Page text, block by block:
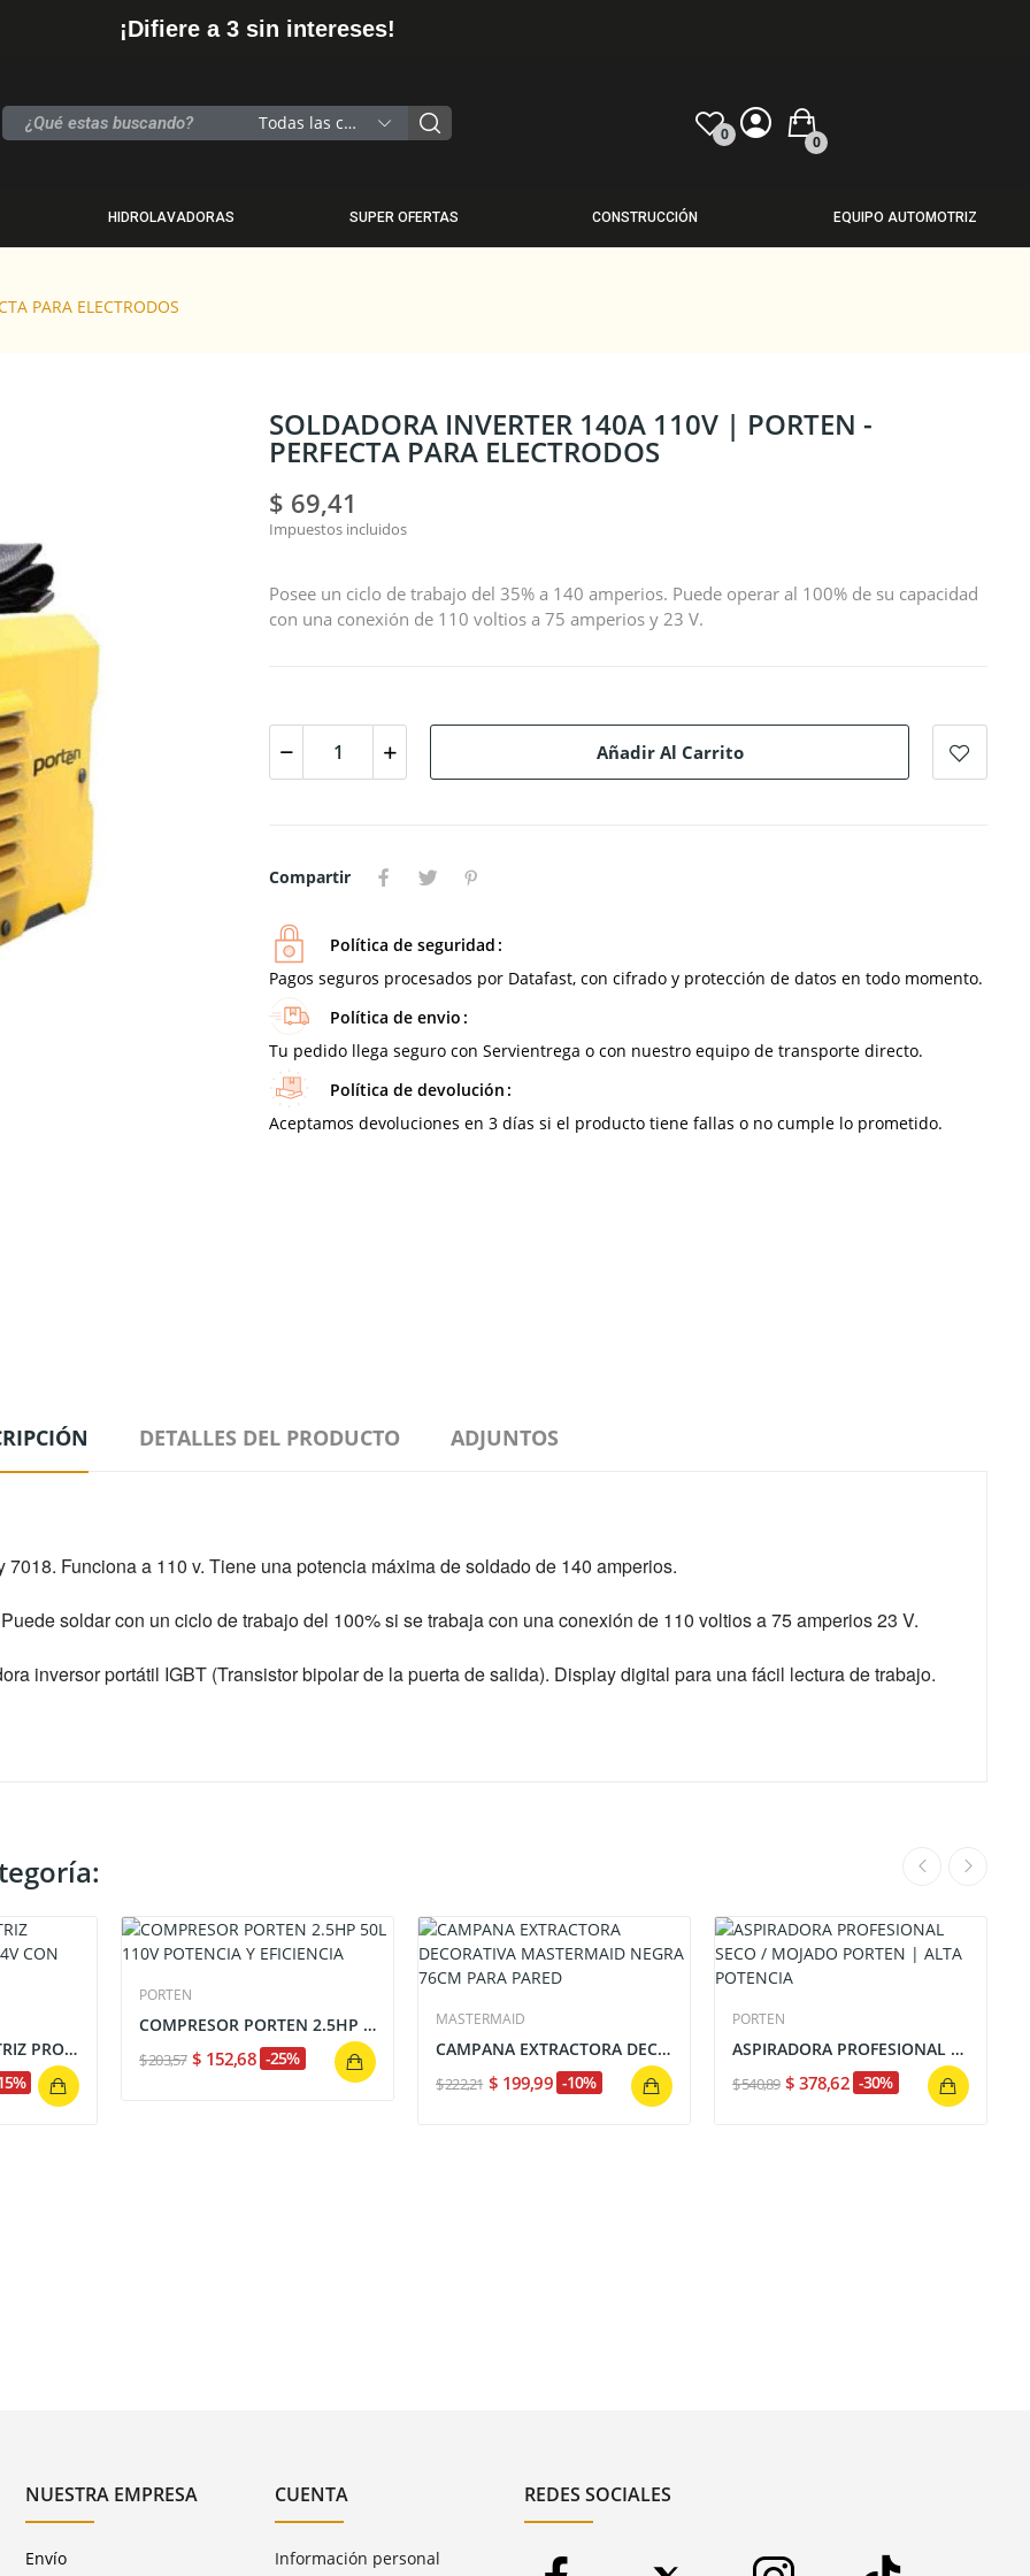
¡Difiere a 3 sin intereses!
Todas las categorias 0 0
HIDROLAVADORAS SUPER OFERTAS CONSTRUCCIÓN EQUIPO AUTOMOTRIZ
PARA ELECTRODOS
SOLDADORA INVERTER 140A 110V | PORTEN -
PERFECTA PARA ELECTRODOS
$ 69,41
Impuestos incluidos
Posee un ciclo de trabajo del 35% a 140 amperios. Puede operar al 100% de su capacidad
con una conexión de 110 voltios a 75 amperios y 23 V.
Añadir Al Carrito
Compartir
Política de seguridad
Pagos seguros procesados por Datafast, con cifrado y protección de datos en todo momento.
Política de envio
Tu pedido llega seguro con Servientrega o con nuestro equipo de transporte directo.
Política de devolución
Aceptamos devoluciones en 3 días si el producto tiene fallas o no cumple lo prometido.
DETALLES DEL PRODUCTO ADJUNTOS
Funciona a 110 v. Tiene una potencia máxima de soldado de 140 amperios.
soldar con un ciclo de trabajo del 100% si se trabaja con una conexión de 110 voltios a 75 amperios 23 V.
inversor portátil IGBT (Transistor bipolar de la puerta de salida). Display digital para una fácil lectura de trabajo.
SCANNER AUTOMOTRIZ PROFESIONAL 10" 12/24V CON...
PORTEN
COMPRESOR PORTEN 2.5HP 50L 110V POTENCIA Y...
$ 203,57 $ 152,68 -25%
MASTERMAID
CAMPANA EXTRACTORA DECORATIVA MASTERMAID NEGRA...
$ 222,21 $ 199,99 -10%
PORTEN
ASPIRADORA PROFESIONAL SECO / MOJADO PORTEN |...
$ 540,89 $ 378,62 -30%
NUESTRA EMPRESA
Envío
CUENTA
Información personal
REDES SOCIALES